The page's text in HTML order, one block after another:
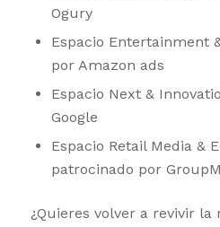
Ogury
Espacio Entertainment
por Amazon ads
Espacio Next &
Google
Espacio Retail Media &
patrocinado por GroupM
¿Quieres volver a revivir la